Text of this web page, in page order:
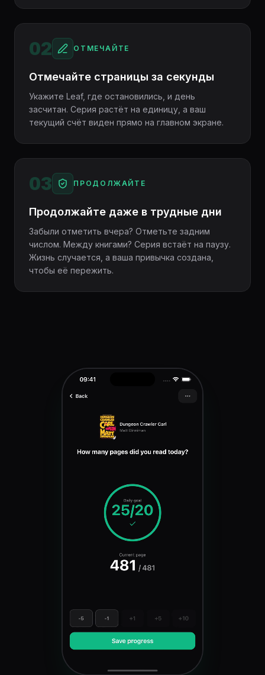
02 ОТМЕЧАЙТЕ
Отмечайте страницы за секунды
Укажите Leaf, где остановились, и день
засчитан. Серия растёт на единицу, а ваш
текущий счёт виден прямо на главном экране.
03 ПРОДОЛЖАЙТЕ
Продолжайте даже в трудные дни
Забыли отметить вчера? Отметьте задним
числом. Между книгами? Серия встаёт на паузу.
Жизнь случается, а ваша привычка создана,
чтобы её пережить.